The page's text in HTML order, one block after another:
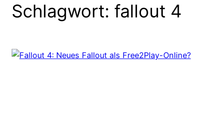
Schlagwort: fallout 4